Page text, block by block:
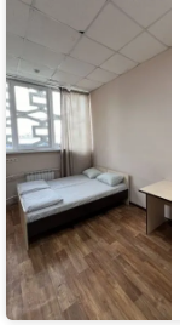
Близззко
Саид-
Галеева